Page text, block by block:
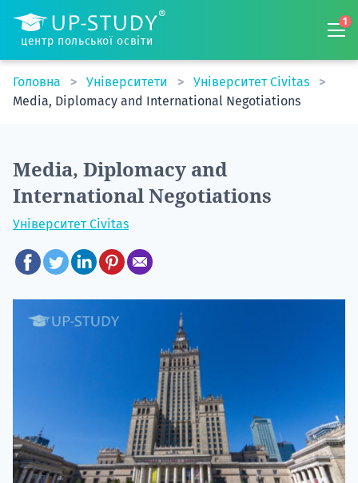
центр польської освіти
1
Головна Університети
Університет Civitas
Media, Diplomacy and International Negotiations
Media, Diplomacy and
International Negotiations
Університет Civitas